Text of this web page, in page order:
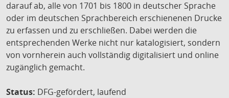
darauf ab, alle von 1701 bis 1800 in deutscher Sprache
oder im deutschen Sprachbereich erschienenen Drucke
zu erfassen und zu erschließen. Dabei werden die
entsprechenden Werke nicht nur katalogisiert, sondern
von vornherein auch vollständig digitalisiert und online
zugänglich gemacht.
Status: DFG-gefördert, laufend